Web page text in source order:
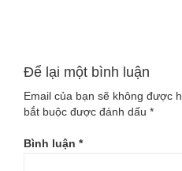
Để lại một bình luận
Email của bạn sẽ không được
bắt buộc được đánh dấu *
Bình luận *